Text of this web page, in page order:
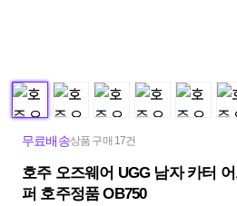
무료배송상품 구매 17건
호주 오즈웨어 UGG 남자 카터
퍼 호주정품 OB750